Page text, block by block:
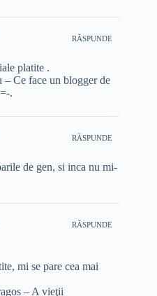
RĂSPUNDE
platite .
Ce face un blogger de
.
RĂSPUNDE
de gen, si inca nu mi-
RĂSPUNDE
mi se pare cea mai
– A vieţii